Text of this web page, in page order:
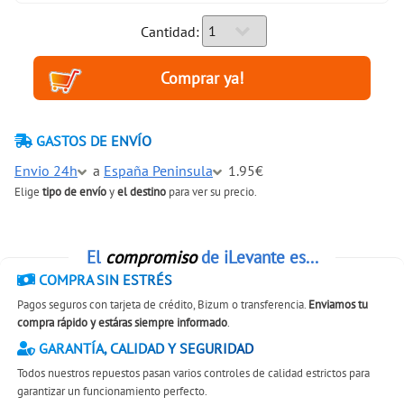
Cantidad:
GASTOS DE ENVÍO
Envio 24h
a España Peninsula 1.95€
Elige tipo de envíoyel destino para ver su precio.
El compromisode iLevante es...
COMPRA SIN ESTRÉS
Pagos seguros con tarjeta de crédito, Bizum o transferencia. Enviamos tu
compra rápido y estáras siempre informado.
GARANTÍA, CALIDAD Y SEGURIDAD
Todos nuestros repuestos pasan varios controles de calidad estrictos para
garantizar un funcionamiento perfecto.